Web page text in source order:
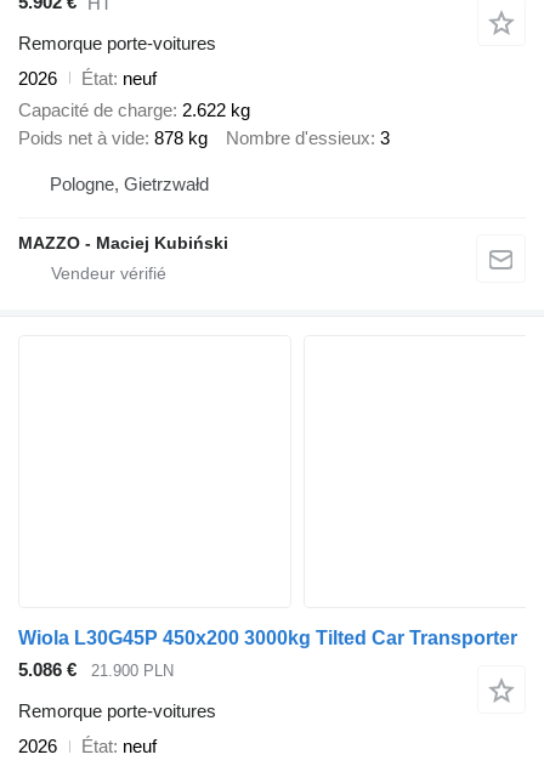
Remorque porte-voitures
2026
État neuf
Capacité de charge 2.622 kg
Poids net à vide 878 kg Nombre d'essieux 3
Pologne, Gietrzwałd
MAZZO - Maciej Kubiński
Wiola L30G45P 450x200 3000kg Tilted Car Transporter
5.086 €
21.900 PLN
Remorque porte-voitures
2026
État neuf